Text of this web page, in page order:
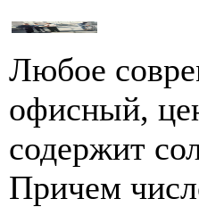
Любое
офисный,
содержит
Причем